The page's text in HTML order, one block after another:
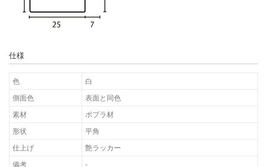
仕様
色
白
側面色
表面と同色
素材
ポプラ材
形状
平角
仕上げ
艶ラッカー
備考
-